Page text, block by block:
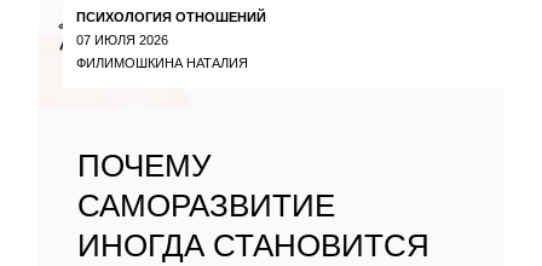
ПСИХОЛОГИЯ ОТНОШЕНИЙ
07 ИЮЛЯ 2026
ФИЛИМОШКИНА НАТАЛИЯ
ПОЧЕМУ
САМОРАЗВИТИЕ
ИНОГДА СТАНОВИТСЯ